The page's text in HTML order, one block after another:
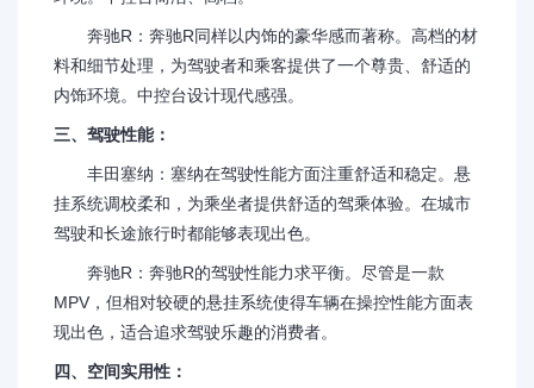
奔驰R：奔驰R同样以内饰的豪华感而著称。高档的材
料和细节处理，为驾驶者和乘客提供了一个尊贵、舒适的
内饰环境。中控台设计现代感强。
三、驾驶性能：
丰田塞纳：塞纳在驾驶性能方面注重舒适和稳定。悬
挂系统调校柔和，为乘坐者提供舒适的驾乘体验。在城市
驾驶和长途旅行时都能够表现出色。
奔驰R：奔驰R的驾驶性能力求平衡。尽管是一款
MPV，但相对较硬的悬挂系统使得车辆在操控性能方面表
现出色，适合追求驾驶乐趣的消费者。
四、空间实用性：